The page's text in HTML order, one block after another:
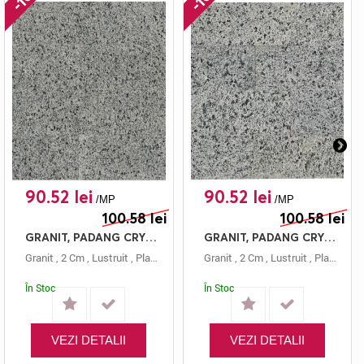
90.52 lei /MP
100.58 lei
GRANIT, PADANG CRYSTAL, PLACAJ, 60X20, 2, LUSTRUIT
Granit 2 Cm Lustruit Placaj Padang Crystal, 60x20
În Stoc
VEZI DETALII
90.52 lei /MP
100.58 lei
GRANIT, PADANG CRYSTAL, PLACAJ, 60X15, 2, LUSTRUIT
Granit 2 Cm, Lustruit Placaj
În Stoc
VEZI DETALII